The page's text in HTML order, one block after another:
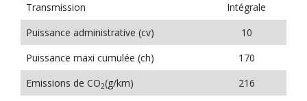
Transmission
Intégrale
Puissance administrative (cv)
10
Puissance maxi cumulée (ch)
170
Emissions de CO2(g/km)
216